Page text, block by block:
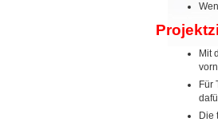
Mit
Für
Die